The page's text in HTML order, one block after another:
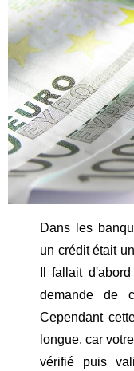
Dans les
un crédit était
Il fallait
demande de
Cependant
longue, car
vérifié puis